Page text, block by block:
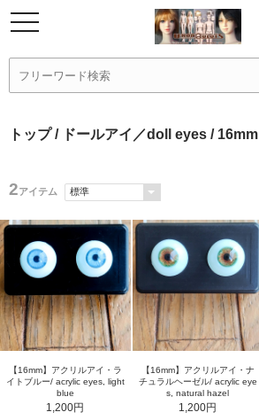
トップ/ ドールアイ／doll eyes / 16mm
2アイテム
【16mm】アクリルアイ・ラ
イトブルー/ acrylic eyes, light
blue
1,200円
【16mm】アクリルアイ・ナ
チュラルヘーゼル/ acrylic eye
s, natural hazel
1,200円